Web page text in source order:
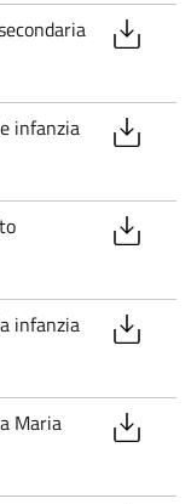
infanzia
infanzia
Maria